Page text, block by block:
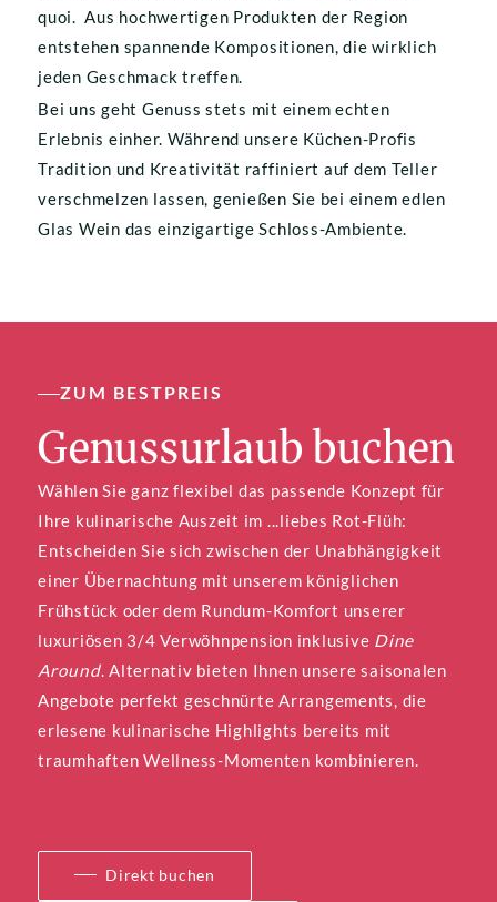
quoi.  Aus hochwertigen Produkten der Region
entstehen spannende Kompositionen, die wirklich
jeden Geschmack treffen.
Bei uns geht Genuss stets mit einem echten
Erlebnis einher. Während unsere Küchen-Profis
Tradition und Kreativität raffiniert auf dem Teller
verschmelzen lassen, genießen Sie bei einem edlen
Glas Wein das einzigartige Schloss-Ambiente.
ZUM BESTPREIS
Genussurlaub buchen
Wählen Sie ganz flexibel das passende Konzept für
Ihre kulinarische Auszeit im ...liebes Rot-Flüh:
Entscheiden Sie sich zwischen der Unabhängigkeit
einer Übernachtung mit unserem königlichen
Frühstück oder dem Rundum-Komfort unserer
luxuriösen 3/4 Verwöhnpension inklusive Dine
Around. Alternativ bieten Ihnen unsere saisonalen
Angebote perfekt geschnürte Arrangements, die
erlesene kulinarische Highlights bereits mit
traumhaften Wellness-Momenten kombinieren.
Direkt buchen